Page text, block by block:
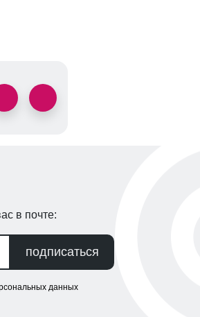
в почте:
подписаться
данных